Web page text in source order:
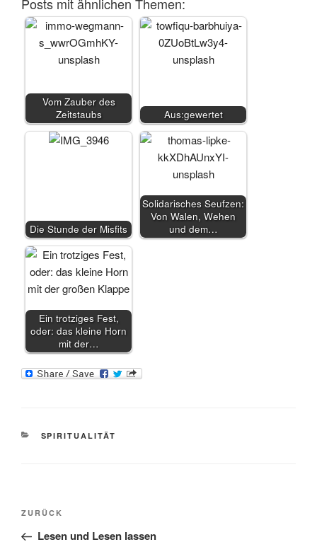
Posts mit ähnlichen Themen:
Vom Zauber des
Zeitstaubs
Aus:gewertet
Die Stunde der Misfits
Solidarisches Seufzen:
Von Walen, Wehen
und dem…
Ein trotziges Fest,
oder: das kleine Horn
mit der…
KATEGORIEN
SPIRITUALITÄT
Beitragsnavigation
Vorheriger
Beitrag
ZURÜCK
Lesen und Lesen lassen